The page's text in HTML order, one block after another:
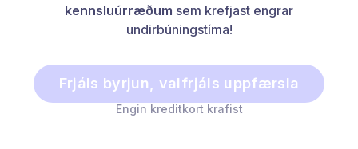
kennsluúrræðum sem krefjast engrar
undirbúningstíma!
Frjáls byrjun, valfrjáls uppfærsla
Engin kreditkort krafist